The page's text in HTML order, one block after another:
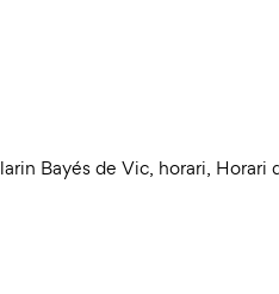
Bayés de Vic, horari, Horari